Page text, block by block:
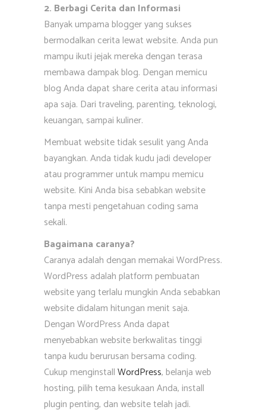
2. Berbagi Cerita dan Informasi
Banyak umpama blogger yang sukses
bermodalkan cerita lewat website. Anda pun
mampu ikuti jejak mereka dengan terasa
membawa dampak blog. Dengan memicu
blog Anda dapat share cerita atau informasi
apa saja. Dari traveling, parenting, teknologi,
keuangan, sampai kuliner.
Membuat website tidak sesulit yang Anda
bayangkan. Anda tidak kudu jadi developer
atau programmer untuk mampu memicu
website. Kini Anda bisa sebabkan website
tanpa mesti pengetahuan coding sama
sekali.
Bagaimana caranya?
Caranya adalah dengan memakai WordPress.
WordPress adalah platform pembuatan
website yang terlalu mungkin Anda sebabkan
website didalam hitungan menit saja.
Dengan WordPress Anda dapat
menyebabkan website berkwalitas tinggi
tanpa kudu berurusan bersama coding.
Cukup menginstallWordPress, belanja web
hosting, pilih tema kesukaan Anda, install
plugin penting, dan website telah jadi.